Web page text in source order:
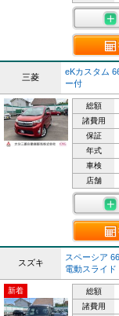
三菱
eKカスタム
ー付
総額
諸費用
保証
年式
車検
店舗
スズキ
スペーシア
電動スライド
新着 総額
諸費用